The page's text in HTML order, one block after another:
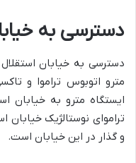
دسترسی به
دسترسی به خیابان
مترو اتوبوس تراموا و
ایستگاه مترو به خیابان
تراموای نوستالژیک
و گذار در این خیابان است.